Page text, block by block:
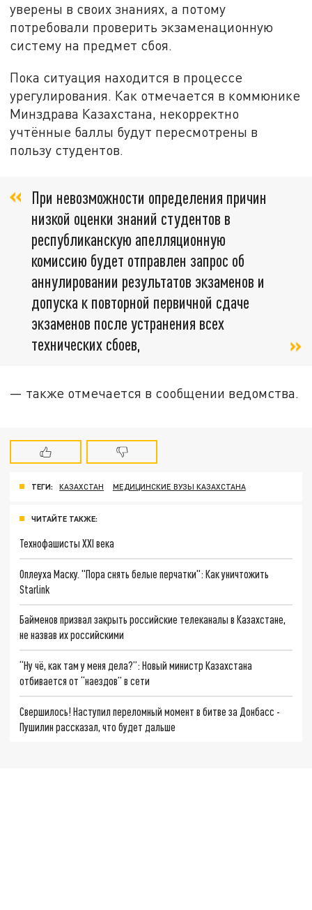
уверены в своих знаниях, а потому
потребовали проверить экзаменационную
систему на предмет сбоя.
Пока ситуация находится в процессе
урегулирования. Как отмечается в коммюнике
Минздрава Казахстана, некорректно
учтённые баллы будут пересмотрены в
пользу студентов.
При невозможности определения причин
низкой оценки знаний студентов в
республиканскую апелляционную
комиссию будет отправлен запрос об
аннулировании результатов экзаменов и
допуска к повторной первичной сдаче
экзаменов после устранения всех
технических сбоев,
— также отмечается в сообщении ведомства.
ТЕГИ: КАЗАХСТАН МЕДИЦИНСКИЕ ВУЗЫ КАЗАХСТАНА
ЧИТАЙТЕ ТАКЖЕ:
Технофашисты XXI века
Оплеуха Маску. "Пора снять белые перчатки": Как уничтожить
Starlink
Байменов призвал закрыть российские телеканалы в Казахстане,
не назвав их российскими
“Ну чё, как там у меня дела?”: Новый министр Казахстана
отбивается от “наездов” в сети
Свершилось! Наступил переломный момент в битве за Донбасс -
Пушилин рассказал, что будет дальше